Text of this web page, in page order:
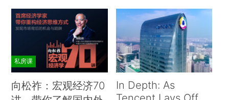
私房课
向松祚：宏观经济70
In Depth: As